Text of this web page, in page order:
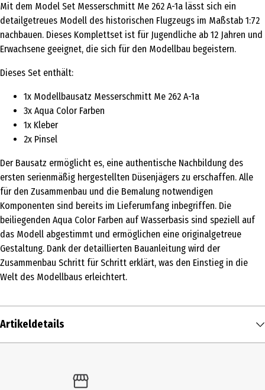
Mit dem Model Set Messerschmitt Me 262 A-1a lässt sich ein
detailgetreues Modell des historischen Flugzeugs im Maßstab 1:72
nachbauen. Dieses Komplettset ist für Jugendliche ab 12 Jahren und
Erwachsene geeignet, die sich für den Modellbau begeistern.
Dieses Set enthält:
1x Modellbausatz Messerschmitt Me 262 A-1a
3x Aqua Color Farben
1x Kleber
2x Pinsel
Der Bausatz ermöglicht es, eine authentische Nachbildung des
ersten serienmäßig hergestellten Düsenjägers zu erschaffen. Alle
für den Zusammenbau und die Bemalung notwendigen
Komponenten sind bereits im Lieferumfang inbegriffen. Die
beiliegenden Aqua Color Farben auf Wasserbasis sind speziell auf
das Modell abgestimmt und ermöglichen eine originalgetreue
Gestaltung. Dank der detaillierten Bauanleitung wird der
Zusammenbau Schritt für Schritt erklärt, was den Einstieg in die
Welt des Modellbaus erleichtert.
Artikeldetails